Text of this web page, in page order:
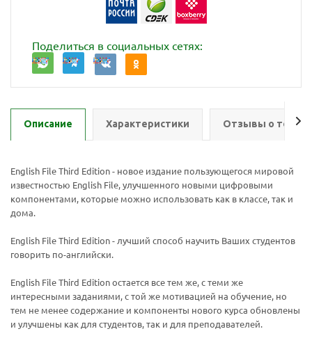
Поделиться в социальных сетях:
Описание Характеристики Отзывы о
English File Third Edition - новое издание пользующегося мировой
известностью English File, улучшенного новыми цифровыми
компонентами, которые можно использовать как в классе, так и
дома.
English File Third Edition - лучший способ научить Ваших студентов
говорить по-английски.
English File Third Edition остается все тем же, с теми же
интересными заданиями, с той же мотивацией на обучение, но
тем не менее содержание и компоненты нового курса обновлены
и улучшены как для студентов, так и для преподавателей.